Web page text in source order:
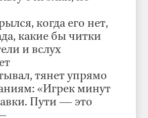
когда его нет,
какие бы читки
и вслух
тянет упрямо
«Игрек минут
Пути — это